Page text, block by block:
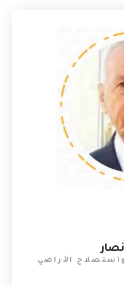
الأراضي